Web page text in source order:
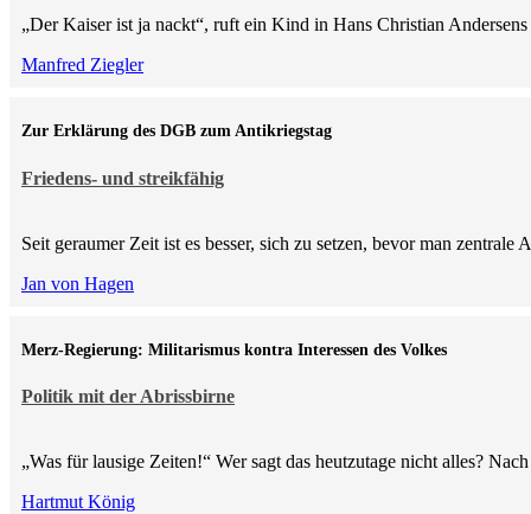
„Der Kaiser ist ja nackt“, ruft ein Kind in Hans Christian
Manfred Ziegler
Friedens- und streikfähig
Zur Erklärung des DGB zum Antikriegstag
Seit geraumer Zeit ist es besser, sich zu setzen, bevor man
Jan von Hagen
Politik mit der Abrissbirne
Merz-Regierung: Militarismus kontra Inte­ressen des Volkes
„Was für lausige Zeiten!“ Wer sagt das heutzutage nicht alles?
Hartmut König